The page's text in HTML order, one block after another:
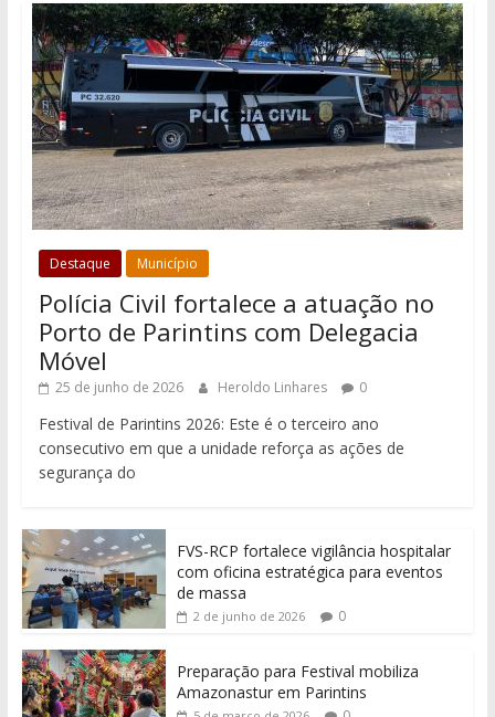
Destaque Município
Polícia Civil fortalece a atuação no
Porto de Parintins com Delegacia
Móvel
25 de junho de 2026 Heroldo Linhares 0
Festival de Parintins 2026: Este é o terceiro ano
consecutivo em que a unidade reforça as ações de
segurança do
FVS-RCP fortalece vigilância hospitalar
com oficina estratégica para eventos
de massa
2 de junho de 2026 0
Preparação para Festival mobiliza
Amazonastur em Parintins